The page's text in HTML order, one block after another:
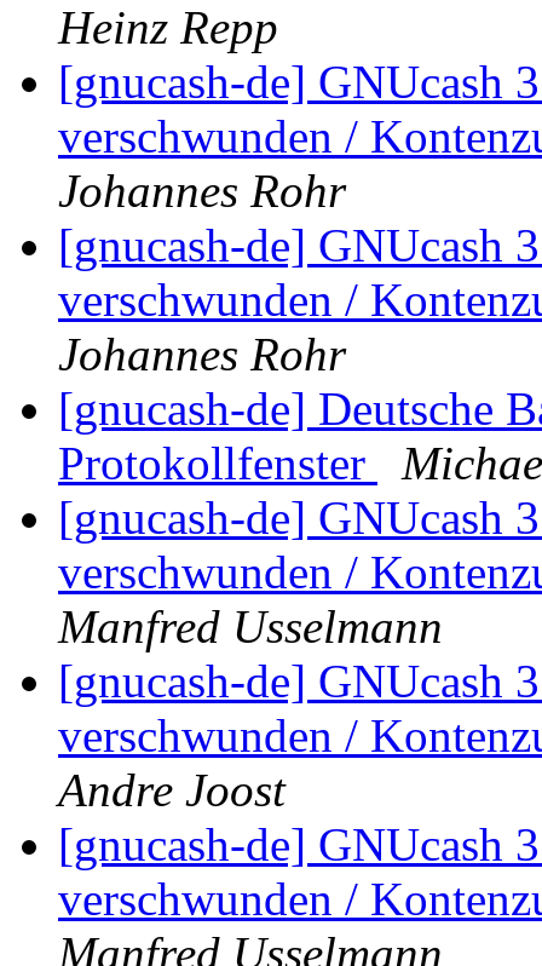
Heinz Repp
[gnucash-de] GNUcash
verschwunden /
Johannes Rohr
[gnucash-de] GNUcash
verschwunden /
Johannes Rohr
[gnucash-de] Deutsche
Protokollfenster
[gnucash-de] GNUcash
verschwunden /
Manfred Usselmann
[gnucash-de] GNUcash
verschwunden /
Andre Joost
[gnucash-de] GNUcash
verschwunden /
Manfred Usselmann